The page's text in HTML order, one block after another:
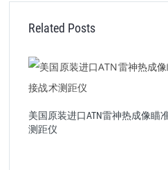
Related Posts
美国原装进口ATN雷神热成像瞄
测距仪